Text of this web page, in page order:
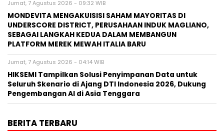
Jumat, 7 Agustus 2026 - 09:32 WIB
MONDEVITA MENGAKUISISI SAHAM MAYORITAS DI
UNDERSCORE DISTRICT, PERUSAHAAN INDUK MAGLIANO,
SEBAGAI LANGKAH KEDUA DALAM MEMBANGUN
PLATFORM MEREK MEWAH ITALIA BARU
Jumat, 7 Agustus 2026 - 04:14 WIB
HIKSEMI Tampilkan Solusi Penyimpanan Data untuk
Seluruh Skenario di Ajang DTI Indonesia 2026, Dukung
Pengembangan AI di Asia Tenggara
BERITA TERBARU